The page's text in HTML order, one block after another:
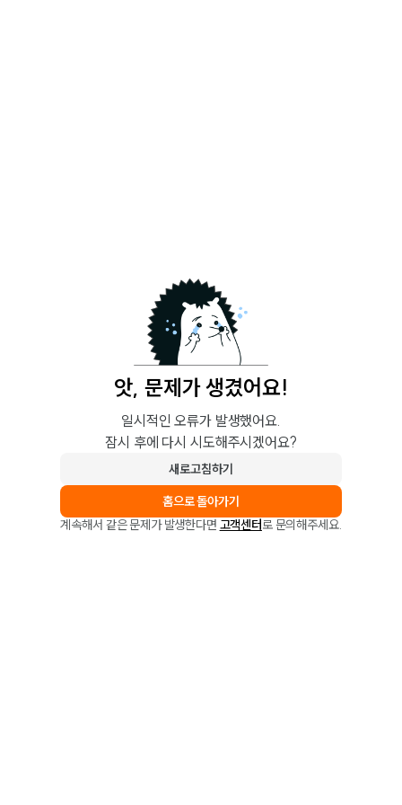
앗, 문제가 생겼어요!
일시적인 오류가 발생했어요.
잠시 후에 다시 시도해주시겠어요?
새로고침하기
홈으로 돌아가기
계속해서 같은 문제가 발생한다면 고객센터로 문의해주세요.